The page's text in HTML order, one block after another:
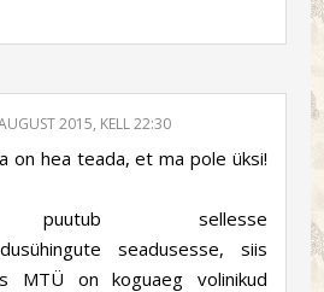
2015, KELL 22:30
on hea teada, et ma pole üksi!
sellesse
seadusesse, siis
MTÜ on koguaeg volinikud